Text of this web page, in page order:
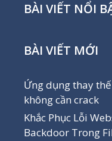
BÀI VIẾT NỔI
BÀI VIẾT MỚI
Ứng dụng thay
không cần crack
Khắc Phục Lỗi
Backdoor Trong